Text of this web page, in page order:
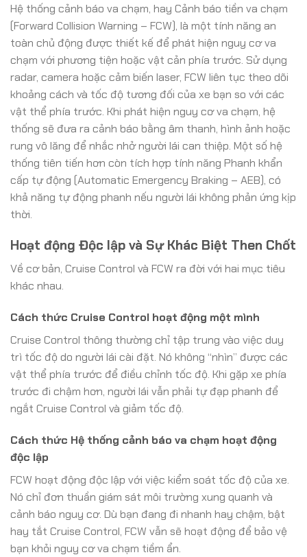
Hệ thống cảnh báo va chạm, hay Cảnh báo tiền va chạm
(Forward Collision Warning – FCW), là một tính năng an
toàn chủ động được thiết kế để phát hiện nguy cơ va
chạm với phương tiện hoặc vật cản phía trước. Sử dụng
radar, camera hoặc cảm biến laser, FCW liên tục theo dõi
khoảng cách và tốc độ tương đối của xe bạn so với các
vật thể phía trước. Khi phát hiện nguy cơ va chạm, hệ
thống sẽ đưa ra cảnh báo bằng âm thanh, hình ảnh hoặc
rung vô lăng để nhắc nhở người lái can thiệp. Một số hệ
thống tiên tiến hơn còn tích hợp tính năng Phanh khẩn
cấp tự động (Automatic Emergency Braking – AEB), có
khả năng tự động phanh nếu người lái không phản ứng kịp
thời.
Hoạt động Độc lập và Sự Khác Biệt Then Chốt
Về cơ bản, Cruise Control và FCW ra đời với hai mục tiêu
khác nhau.
Cách thức Cruise Control hoạt động một mình
Cruise Control thông thường chỉ tập trung vào việc duy
trì tốc độ do người lái cài đặt. Nó không “nhìn” được các
vật thể phía trước để điều chỉnh tốc độ. Khi gặp xe phía
trước đi chậm hơn, người lái vẫn phải tự đạp phanh để
ngắt Cruise Control và giảm tốc độ.
Cách thức Hệ thống cảnh báo va chạm hoạt động
độc lập
FCW hoạt động độc lập với việc kiểm soát tốc độ của xe.
Nó chỉ đơn thuần giám sát môi trường xung quanh và
cảnh báo nguy cơ. Dù bạn đang đi nhanh hay chậm, bật
hay tắt Cruise Control, FCW vẫn sẽ hoạt động để bảo vệ
bạn khỏi nguy cơ va chạm tiềm ẩn.